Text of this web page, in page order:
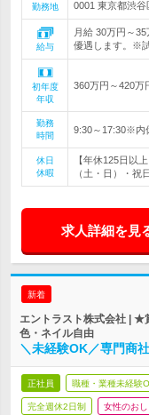
勤務地
0001 東京都渋谷
給与
月給 30万円～
優遇します。※
初年度
年収
360万円～420万
勤務
時間
9:30～17:30※内
休日
休暇
【年休125日以
（土・日）・祝
求人詳細を見
新着
エントラスト株式会社 |
色・ネイル自由
＼未経験OK／専門商
正社員 職種・業種未経験
完全週休2日制 女性のお